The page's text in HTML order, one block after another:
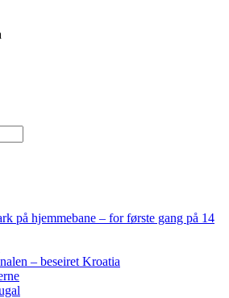
på hjemmebane – for første gang på 14
– beseiret Kroatia